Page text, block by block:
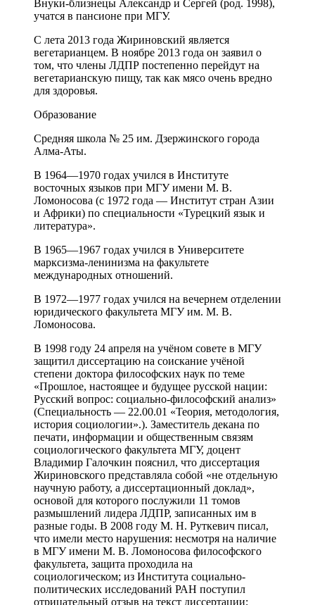
Внуки-близнецы Александр и Сергей (род. 1998),
учатся в пансионе при МГУ.
С лета 2013 года Жириновский является
вегетарианцем. В ноябре 2013 года он заявил о
том, что члены ЛДПР постепенно перейдут на
вегетарианскую пищу, так как мясо очень вредно
для здоровья.
Образование
Средняя школа № 25 им. Дзержинского города
Алма-Аты.
В 1964—1970 годах учился в Институте
восточных языков при МГУ имени М. В.
Ломоносова (с 1972 года — Институт стран Азии
и Африки) по специальности «Турецкий язык и
литература».
В 1965—1967 годах учился в Университете
марксизма-ленинизма на факультете
международных отношений.
В 1972—1977 годах учился на вечернем отделении
юридического факультета МГУ им. М. В.
Ломоносова.
В 1998 году 24 апреля на учёном совете в МГУ
защитил диссертацию на соискание учёной
степени доктора философских наук по теме
«Прошлое, настоящее и будущее русской нации:
Русский вопрос: социально-философский анализ»
(Специальность — 22.00.01 «Теория, методология,
история социологии».). Заместитель декана по
печати, информации и общественным связям
социологического факультета МГУ, доцент
Владимир Галочкин пояснил, что диссертация
Жириновского представляла собой «не отдельную
научную работу, а диссертационный доклад»,
основой для которого послужили 11 томов
размышлений лидера ЛДПР, записанных им в
разные годы. В 2008 году М. Н. Руткевич писал,
что имели место нарушения: несмотря на наличие
в МГУ имени М. В. Ломоносова философского
факультета, защита проходила на
социологическом; из Института социально-
политических исследований РАН поступил
отрицательный отзыв на текст диссертации;